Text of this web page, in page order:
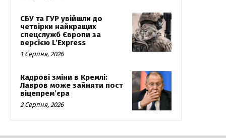
СБУ та ГУР увійшли до
четвірки найкращих
спецслужб Європи за
версією L’Express
1 Серпня, 2026
Кадрові зміни в Кремлі:
Лавров може зайняти пост
віцепрем’єра
2 Серпня, 2026